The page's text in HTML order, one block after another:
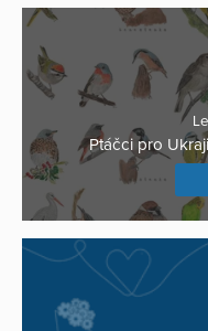
Ptáčci pro